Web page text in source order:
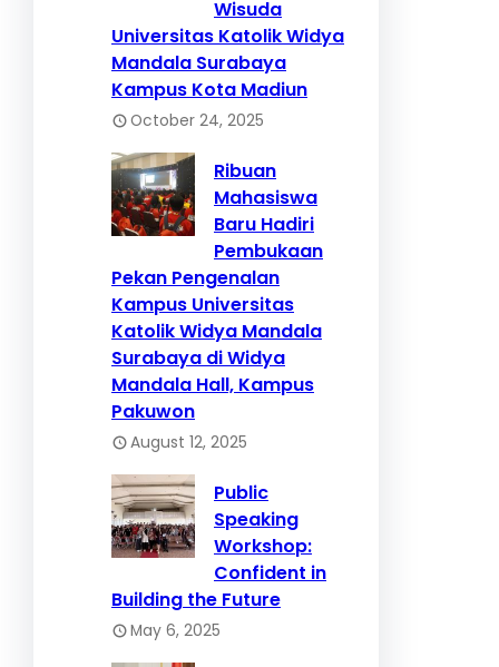
Wisuda
Universitas Katolik Widya
Mandala Surabaya
Kampus Kota Madiun
October 24, 2025
Ribuan
Mahasiswa
Baru Hadiri
Pembukaan
Pekan Pengenalan
Kampus Universitas
Katolik Widya Mandala
Surabaya di Widya
Mandala Hall, Kampus
Pakuwon
August 12, 2025
Public
Speaking
Workshop:
Confident in
Building the Future
May 6, 2025